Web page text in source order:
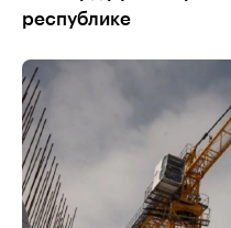
республике